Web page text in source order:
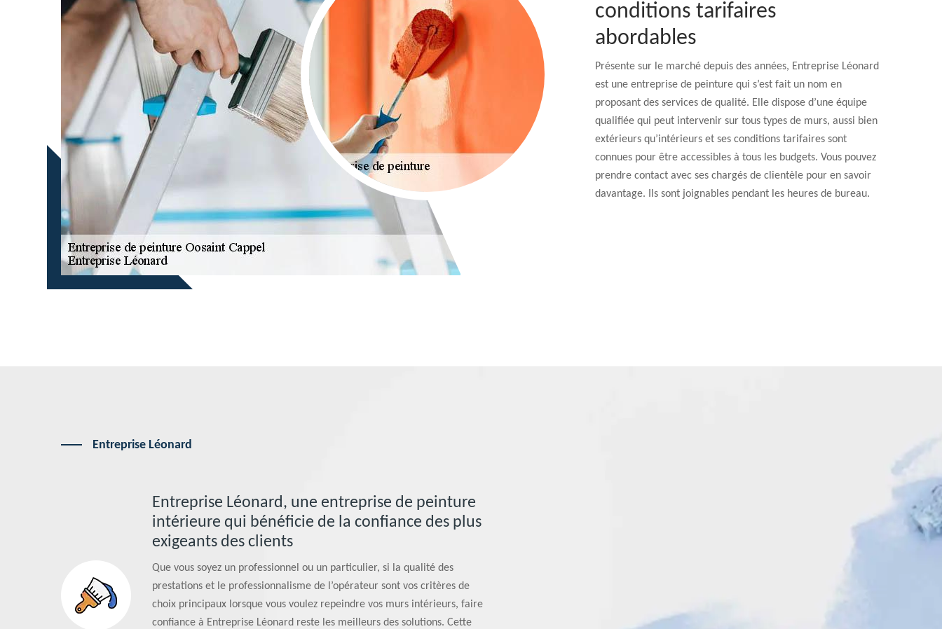
conditions tarifaires
abordables
Présente sur le marché depuis des années, Entreprise Léonard
est une entreprise de peinture qui s’est fait un nom en
proposant des services de qualité. Elle dispose d’une équipe
qualifiée qui peut intervenir sur tous types de murs, aussi bien
extérieurs qu’intérieurs et ses conditions tarifaires sont
connues pour être accessibles à tous les budgets. Vous pouvez
prendre contact avec ses chargés de clientèle pour en savoir
davantage. Ils sont joignables pendant les heures de bureau.
Entreprise Léonard
Entreprise Léonard, une entreprise de peinture
intérieure qui bénéficie de la confiance des plus
exigeants des clients
Que vous soyez un professionnel ou un particulier, si la qualité des
prestations et le professionnalisme de l’opérateur sont vos critères de
choix principaux lorsque vous voulez repeindre vos murs intérieurs, faire
confiance à Entreprise Léonard reste les meilleurs des solutions. Cette